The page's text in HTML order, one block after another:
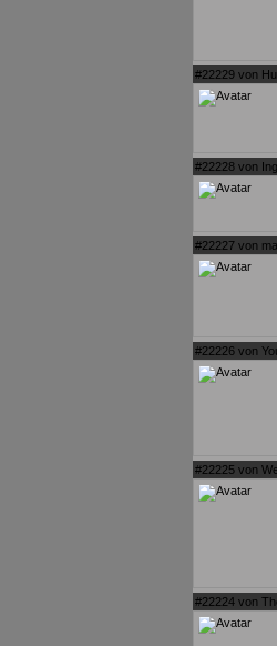
#22229 von
#22228 von
#22227 von
#22226 von
#22225 von
#22224 von